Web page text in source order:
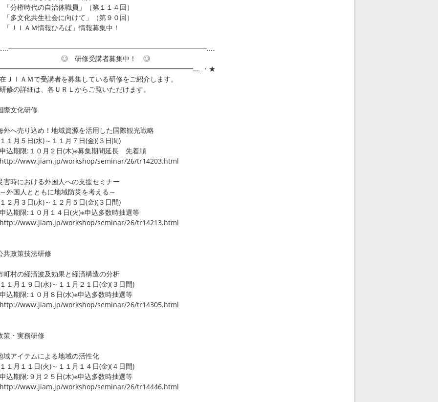
分権時代の自治体職員」（第１１４回）
多文化共生社会に向けて」（第９０回）
ＪＩＡＭ情報ひろば」情報募集中！
‥...━━━━━━━━━━━━━━━━━━━━━━━━━━━━━...‥
研修受講者募集中！ ◎
・★
ＪＩＡＭで受講者を募集している研修をご紹介します。
修の詳細は、各ＵＲＬからご覧いただけます。
文化研修
へ売り込め！地域資源を活用した国際観光戦略
月５日(水)～１１月７日(金)(３日間)
期限:１０月２日(木)※募集期間延長 先着順
www.jiam.jp/workshop/seminar/26/tr14203.html
時における外国人への支援セミナー
国人とともに地域防災を考える～
月３日(水)～１２月５日(金)(３日間)
期限:１０月１４日(火)※申込多数時抽選等
www.jiam.jp/workshop/seminar/26/tr14213.html
政策技法研修
村の経済波及効果と経済構造の分析
月１９日(水)～１１月２１日(金)(３日間)
期限:１０月８日(水)※申込多数時抽選等
www.jiam.jp/workshop/seminar/26/tr14305.html
・実務研修
アイテムによる地域の活性化
月１１日(火)～１１月１４日(金)(４日間)
期限:９月２５日(木)※申込多数時抽選等
www.jiam.jp/workshop/seminar/26/tr14446.html